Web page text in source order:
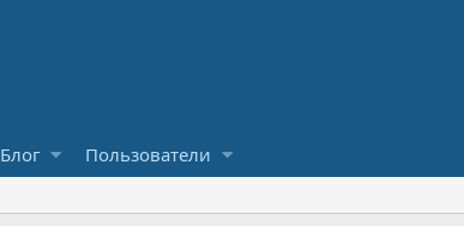
Блог Пользователи